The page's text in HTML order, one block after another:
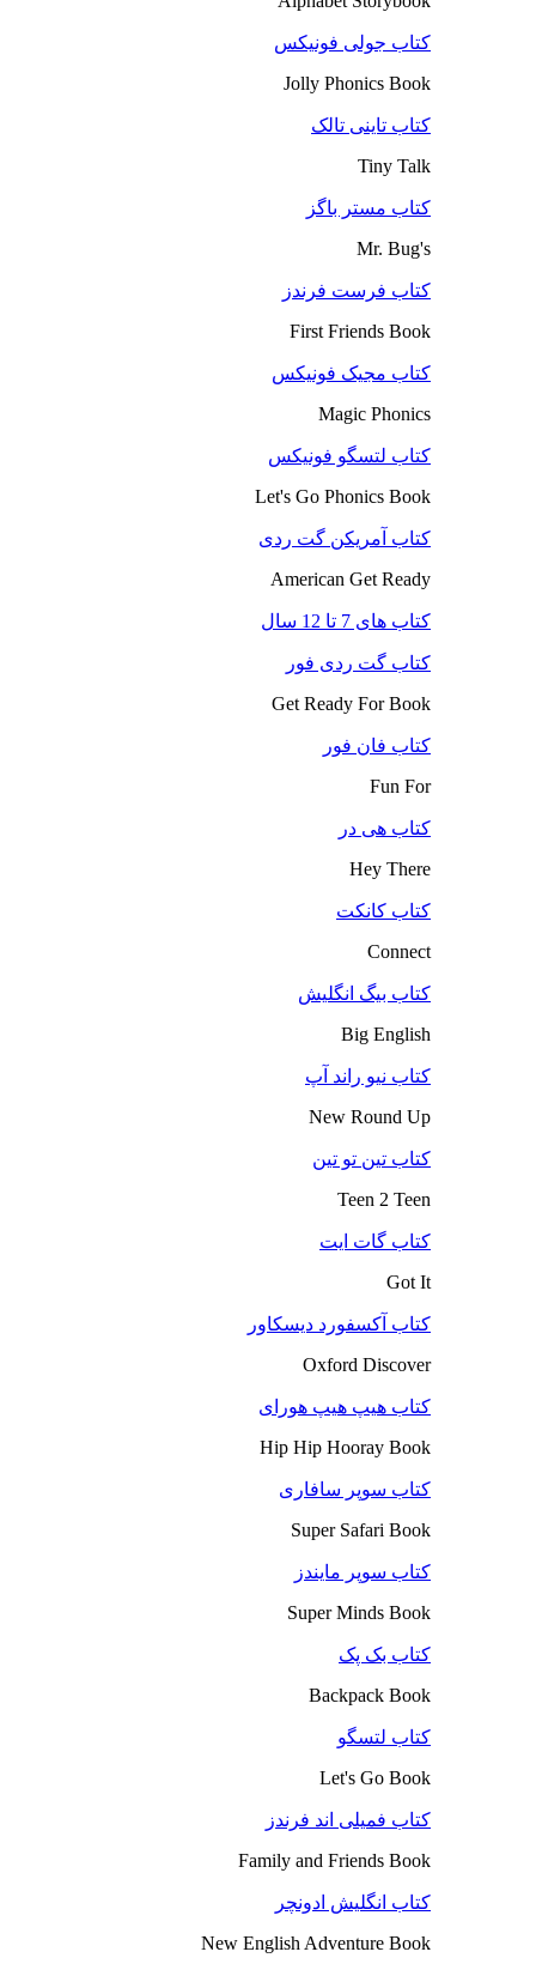
کتاب جولی فونیکس
Jolly Phonics Book
کتاب تاینی تالک
Tiny Talk
کتاب مستر باگز
Mr. Bug's
کتاب فرست فرندز
First Friends Book
کتاب مجیک فونیکس
Magic Phonics
کتاب لتسگو فونیکس
Let's Go Phonics Book
کتاب آمریکن گت ردی
American Get Ready
کتاب های 7 تا 12 سال
کتاب گت ردی فور
Get Ready For Book
کتاب فان فور
Fun For
کتاب هی در
Hey There
کتاب کانکت
Connect
کتاب بیگ انگلیش
Big English
کتاب نیو راند آپ
New Round Up
کتاب تین تو تین
Teen 2 Teen
کتاب گات ایت
Got It
کتاب آکسفورد دیسکاور
Oxford Discover
کتاب هیپ هیپ هورای
Hip Hip Hooray Book
کتاب سوپر سافاری
Super Safari Book
کتاب سوپر مایندز
Super Minds Book
کتاب بک پک
Backpack Book
کتاب لتسگو
Let's Go Book
کتاب فمیلی اند فرندز
Family and Friends Book
کتاب انگلیش ادونچر
New English Adventure Book